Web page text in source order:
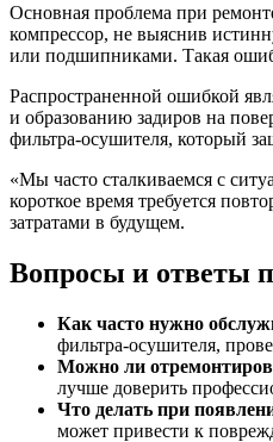
Основная проблема при
компрессор, не выяснив
или подшипниками. Такая
Распространенной ошибкой
и образованию задиров на
фильтра-осушителя, который
«Мы часто сталкиваемся с
короткое время требуется
затратами в будущем.
Вопросы и ответы
Как часто нужно
фильтра-осушителя,
Можно ли
лучше доверить
Что делать при
может привести к